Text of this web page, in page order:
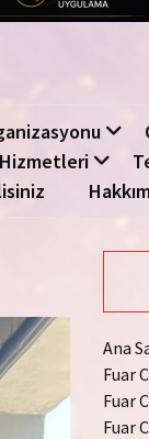
Ana
Fuar
Fuar
Fuar